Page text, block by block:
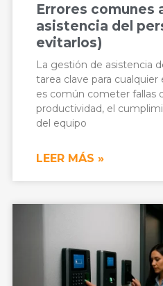
Errores comunes
asistencia del
evitarlos)
La gestión de asistencia
tarea clave para
es común cometer fallas
productividad, el
del equipo
LEER MÁS »